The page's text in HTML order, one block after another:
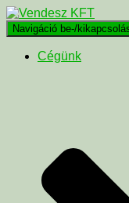
Navigáció be-/
Cégünk